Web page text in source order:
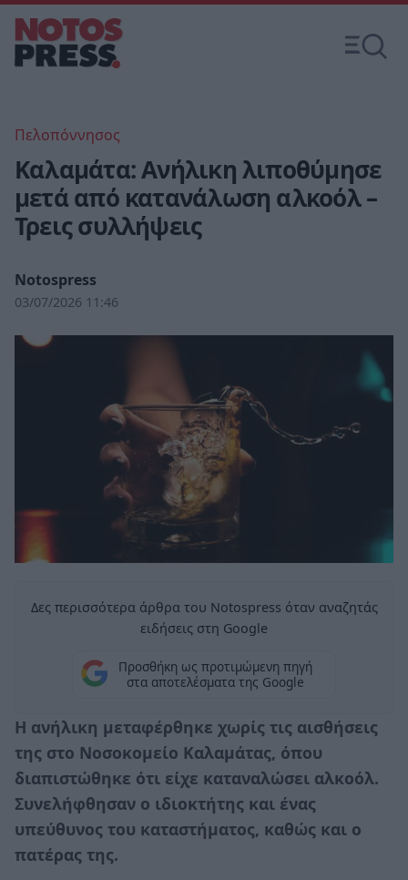
Πελοπόννησος
Καλαμάτα: Ανήλικη λιποθύμησε
μετά από κατανάλωση αλκοόλ –
Τρεις συλλήψεις
Notospress
03/07/2026 11:46
Δες περισσότερα άρθρα του Notospress όταν αναζητάς
ειδήσεις στη Google
Προσθήκη ως προτιμώμενη πηγή
στα αποτελέσματα της Google
Η ανήλικη μεταφέρθηκε χωρίς τις αισθήσεις
της στο Νοσοκομείο Καλαμάτας, όπου
διαπιστώθηκε ότι είχε καταναλώσει αλκοόλ.
Συνελήφθησαν ο ιδιοκτήτης και ένας
υπεύθυνος του καταστήματος, καθώς και ο
πατέρας της.